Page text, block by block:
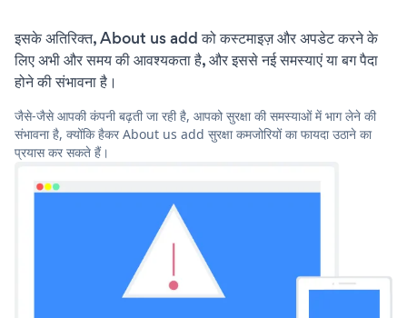
इसके अतिरिक्त, About us add को कस्टमाइज़ और अपडेट करने के
लिए अभी और समय की आवश्यकता है, और इससे नई समस्याएं या बग पैदा
होने की संभावना है।
जैसे-जैसे आपकी कंपनी बढ़ती जा रही है, आपको सुरक्षा की समस्याओं में भाग लेने की
संभावना है, क्योंकि हैकर About us add सुरक्षा कमजोरियों का फायदा उठाने का
प्रयास कर सकते हैं।